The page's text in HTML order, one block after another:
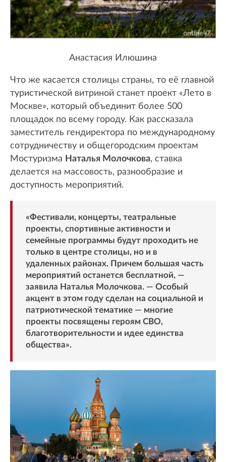
Анастасия Илюшина
Что же касается столицы страны, то её главной
туристической витриной станет проект «Лето в
Москве», который объединит более 500
площадок по всему городу. Как рассказала
заместитель гендиректора по международному
сотрудничеству и общегородским проектам
Мостуризма Наталья Молочкова, ставка
делается на массовость, разнообразие и
доступность мероприятий.
«Фестивали, концерты, театральные
проекты, спортивные активности и
семейные программы будут проходить не
только в центре столицы, но и в
удаленных районах. Причем большая часть
мероприятий останется бесплатной, —
заявила Наталья Молочкова. — Особый
акцент в этом году сделан на социальной и
патриотической тематике — многие
проекты посвящены героям СВО,
благотворительности и идее единства
общества».